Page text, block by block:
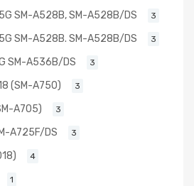
SM-A528B, SM-A528B/DS 3
SM-A528B. SM-A528B/DS 3
SM-A536B/DS 3
(SM-A750) 3
A705) 3
A725F/DS 3
4
1